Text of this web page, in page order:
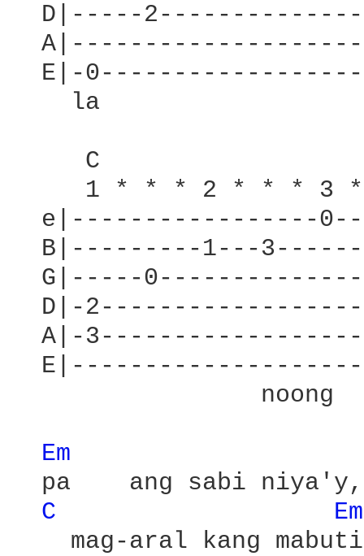
D|-----
E|-
    la
C
1 * * * 2 * * * 3
e|-----------------
B|---------1---
G|-----
D|-
A|-
noong
Em
pa    ang sabi
C
    mag-aral kang mabuti